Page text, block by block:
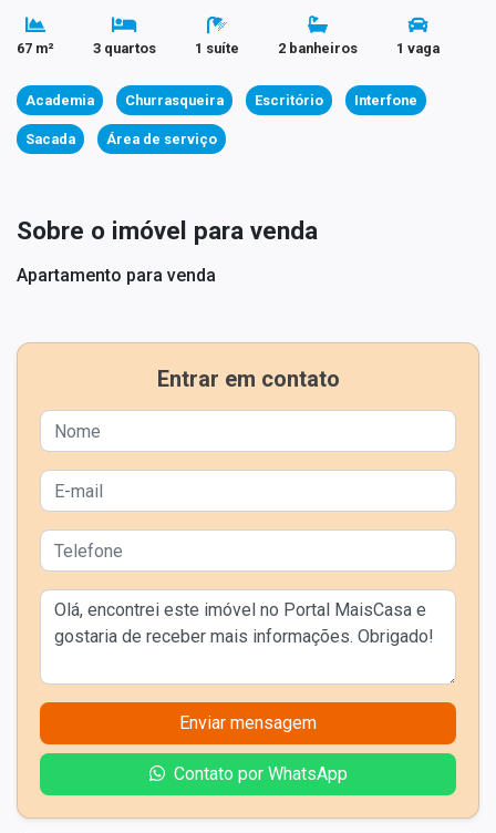
67 m² 3 quartos 1 suíte 2 banheiros 1 vaga
Academia Churrasqueira Escritório Interfone
Sacada Área de serviço
Sobre o imóvel para venda
Apartamento para venda
Entrar em contato
Enviar mensagem
Contato por WhatsApp